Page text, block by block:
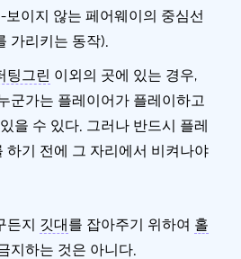
보이지 않는 페어웨이의 중심선
가리키는 동작).
팅그린 이외의 곳에 있는 경우,
군가는 플레이어가 플레이하고
을 수 있다. 그러나 반드시 플레
하기 전에 그 자리에서 비켜나야
든지 깃대를 잡아주기 위하여 홀
지하는 것은 아니다.